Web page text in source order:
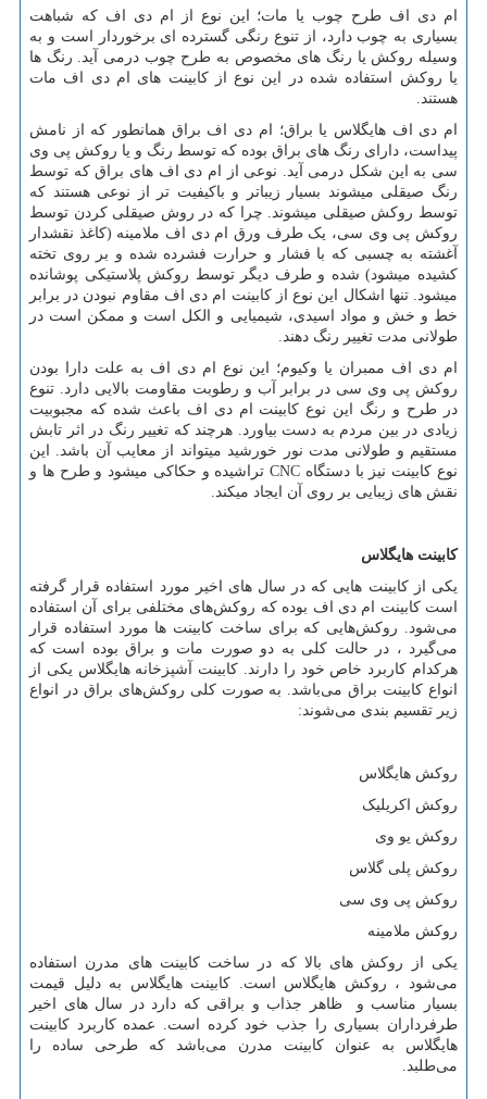
ام دی اف طرح چوب یا مات؛ این نوع از ام دی اف که شباهت
بسیاری به چوب دارد، از تنوع رنگی گسترده ­ای برخوردار است و به
وسیله روکش یا رنگ­ های مخصوص به طرح چوب درمی­ آید. رنگ ­ها
یا روکش استفاده شده در این نوع از کابینت ­های ام دی اف مات
هستند.
ام دی اف هایگلاس یا براق؛ ام دی اف براق همانطور که از نامش
پیداست، دارای رنگ ­های براق بوده که توسط رنگ و یا روکش پی وی
سی به این شکل درمی­ آید. نوعی از ام دی اف های براق که توسط
رنگ صیقلی می­شوند بسیار زیباتر و باکیفیت ­تر از نوعی هستند که
توسط روکش صیقلی می­شوند. چرا که در روش صیقلی کردن توسط
روکش پی وی سی، یک طرف ورق ام دی اف ملامینه (کاغذ نقش­دار
آغشته به چسبی که با فشار و حرارت فشرده شده و بر روی تخته
کشیده می­شود) شده و طرف دیگر توسط روکش پلاستیکی پوشانده
می­شود. تنها اشکال این نوع از کابینت ام دی اف مقاوم نبودن در برابر
خط و خش و مواد اسیدی، شیمیایی و الکل است و ممکن است در
طولانی مدت تغییر رنگ دهند.
ام دی اف ممبران یا وکیوم؛ این نوع ام دی اف به علت دارا بودن
روکش پی وی سی در برابر آب و رطوبت مقاومت بالایی دارد. تنوع
در طرح و رنگ این نوع کابینت ام دی اف باعث شده که مجبوبیت
زیادی در بین مردم به دست بیاورد. هرچند که تغییر رنگ در اثر تابش
مستقیم و طولانی مدت نور خورشید می­تواند از معایب آن باشد. این
نوع کابینت نیز با دستگاه CNCتراشیده و حکاکی می­شود و طرح­ ها و
نقش ­های زیبایی بر روی آن ایجاد می­کند.
کابینت هایگلاس
یکی از کابینت‌ هایی که در سال های اخیر مورد استفاده قرار گرفته
است کابینت ام دی اف بوده که روکشهای مختلفی برای آن استفاده
می‌شود. روکشهایی که برای ساخت کابینت‌ ها مورد استفاده قرار
می‌گیرد ، در حالت کلی به دو صورت مات و براق بوده است که
هرکدام کاربرد خاص خود را دارند. کابینت آشپزخانه هایگلاس یکی از
انواع کابینت براق می‌باشد. به صورت کلی روکشهای براق در انواع
زیر تقسیم بندی می‌شوند:
روکش هایگلاس
روکش اکریلیک
روکش یو وی
روکش پلی گلاس
روکش پی وی سی
روکش ملامینه
یکی از روکش های بالا که در ساخت کابینت های مدرن استفاده
می‌شود ، روکش هایگلاس است. کابینت هایگلاس به دلیل قیمت
بسیار مناسب و ظاهر جذاب و براقی که دارد در سال‌ های اخیر
طرفرداران بسیاری را جذب خود کرده است. عمده کاربرد کابینت
هایگلاس به عنوان کابینت مدرن می‌باشد که طرحی ساده را
می‌طلبد.